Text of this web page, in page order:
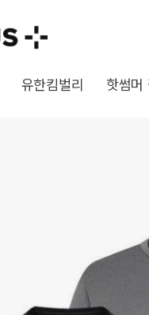
유한킴벌리 핫썸머